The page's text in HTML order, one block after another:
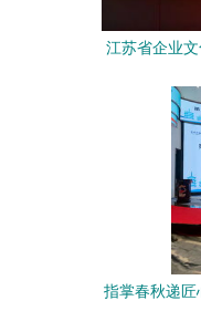
江苏省企业
指掌春秋递